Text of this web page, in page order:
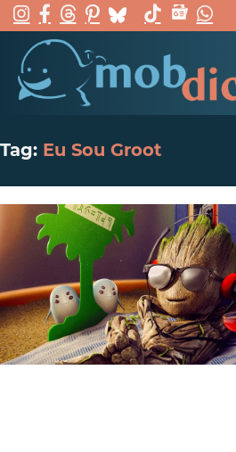
Tag: Eu Sou Groot